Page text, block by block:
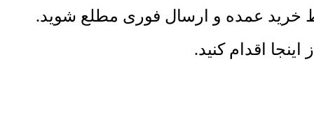
خرید عمده و ارسال فوری مطلع شوید.
اقدام کنید.